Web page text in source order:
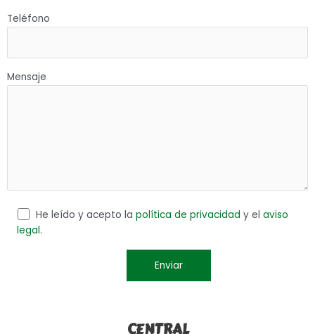
Teléfono
Mensaje
He leído y acepto la política de privacidad y el aviso
legal.